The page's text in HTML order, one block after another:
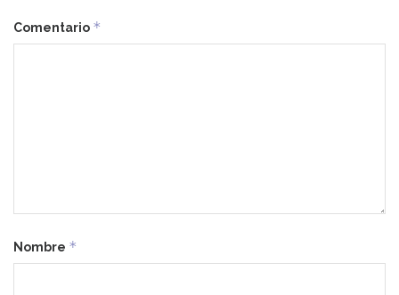
Comentario *
Nombre *